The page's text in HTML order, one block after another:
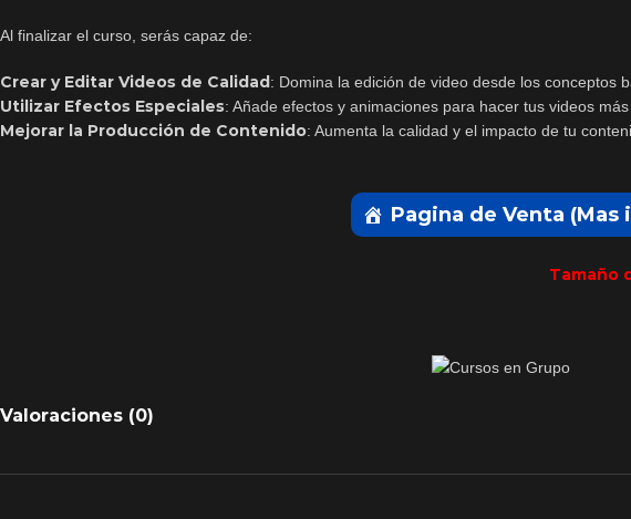
Al finalizar el curso, serás capaz de:
Crear y Editar Videos de Calidad: Domina la edición de video desde los conceptos
Utilizar Efectos Especiales: Añade efectos y animaciones para hacer tus videos más
Mejorar la Producción de Contenido: Aumenta la calidad y el impacto de tu
Pagina de Venta (Mas
Tamaño
Valoraciones (0)